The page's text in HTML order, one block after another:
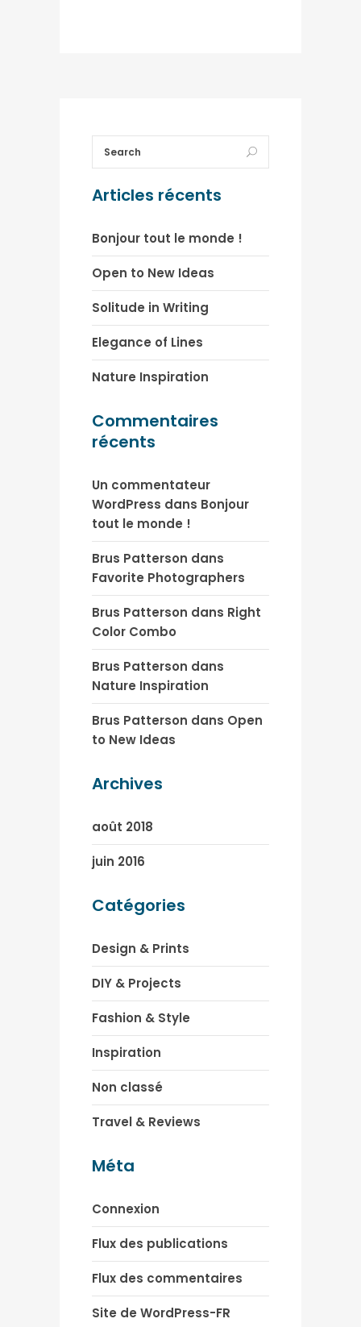
Articles récents
Bonjour tout le monde !
Open to New Ideas
Solitude in Writing
Elegance of Lines
Nature Inspiration
Commentaires
récents
Un commentateur
WordPress dans Bonjour
tout le monde !
Brus Patterson dans
Favorite Photographers
Brus Patterson dans Right
Color Combo
Brus Patterson dans
Nature Inspiration
Brus Patterson dans Open
to New Ideas
Archives
août 2018
juin 2016
Catégories
Design & Prints
DIY & Projects
Fashion & Style
Inspiration
Non classé
Travel & Reviews
Méta
Connexion
Flux des publications
Flux des commentaires
Site de WordPress-FR